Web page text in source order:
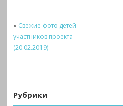
« Свежие фото детей
участников проекта
(20.02.2019)
Рубрики